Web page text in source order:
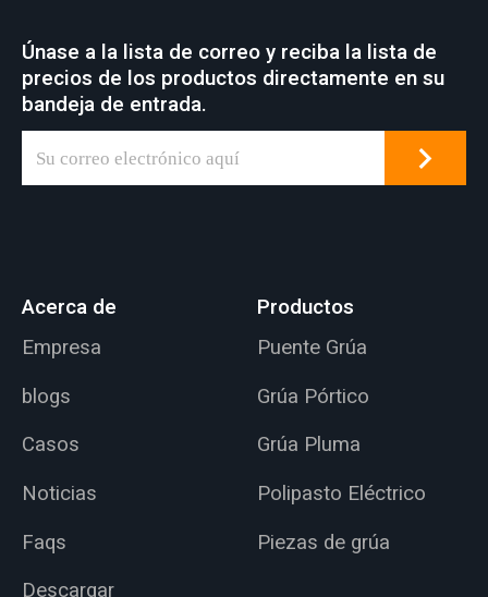
Únase a la lista de correo y reciba la lista de
precios de los productos directamente en su
bandeja de entrada.
Acerca de
Empresa
blogs
Casos
Noticias
Faqs
Descargar
Productos
Puente Grúa
Grúa Pórtico
Grúa Pluma
Polipasto Eléctrico
Piezas de grúa